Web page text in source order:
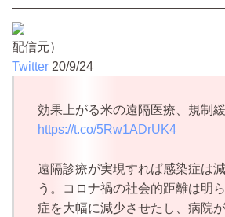
配信元）
Twitter 20/9/24
効果上がる米の遠隔医療、規制
https://t.co/5Rw1ADrUK4
遠隔診療が実現すれば感染症は
う。コロナ禍の社会的距離は明
症を大幅に減少させたし、病院